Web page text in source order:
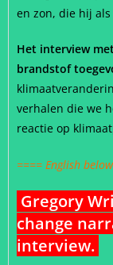
en zon, die hij
Het interview
brandstof
verhalen die we
reactie op
==== English
Gregory
change
interview.